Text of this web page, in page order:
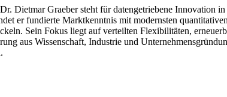
Dietmar Graeber steht für datengetriebene Innovation
er fundierte Marktkenntnis mit modernsten
Sein Fokus liegt auf verteilten Flexibilitäten,
aus Wissenschaft, Industrie und